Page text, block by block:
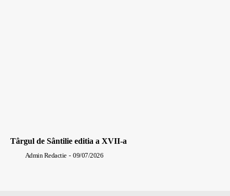
Târgul de Sântilie editia a XVII-a
Admin Redactie - 09/07/2026